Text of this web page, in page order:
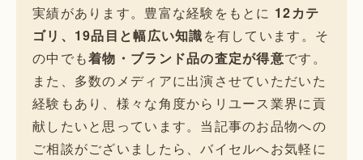
実績があります。豊富な経験をもとに 12カテ
ゴリ、19品目と幅広い知識を有しています。そ
の中でも着物・ブランド品の査定が得意です。
また、多数のメディアに出演させていただいた
経験もあり、様々な角度からリユース業界に貢
献したいと思っています。当記事のお品物への
ご相談がございましたら、バイセルへお気軽に